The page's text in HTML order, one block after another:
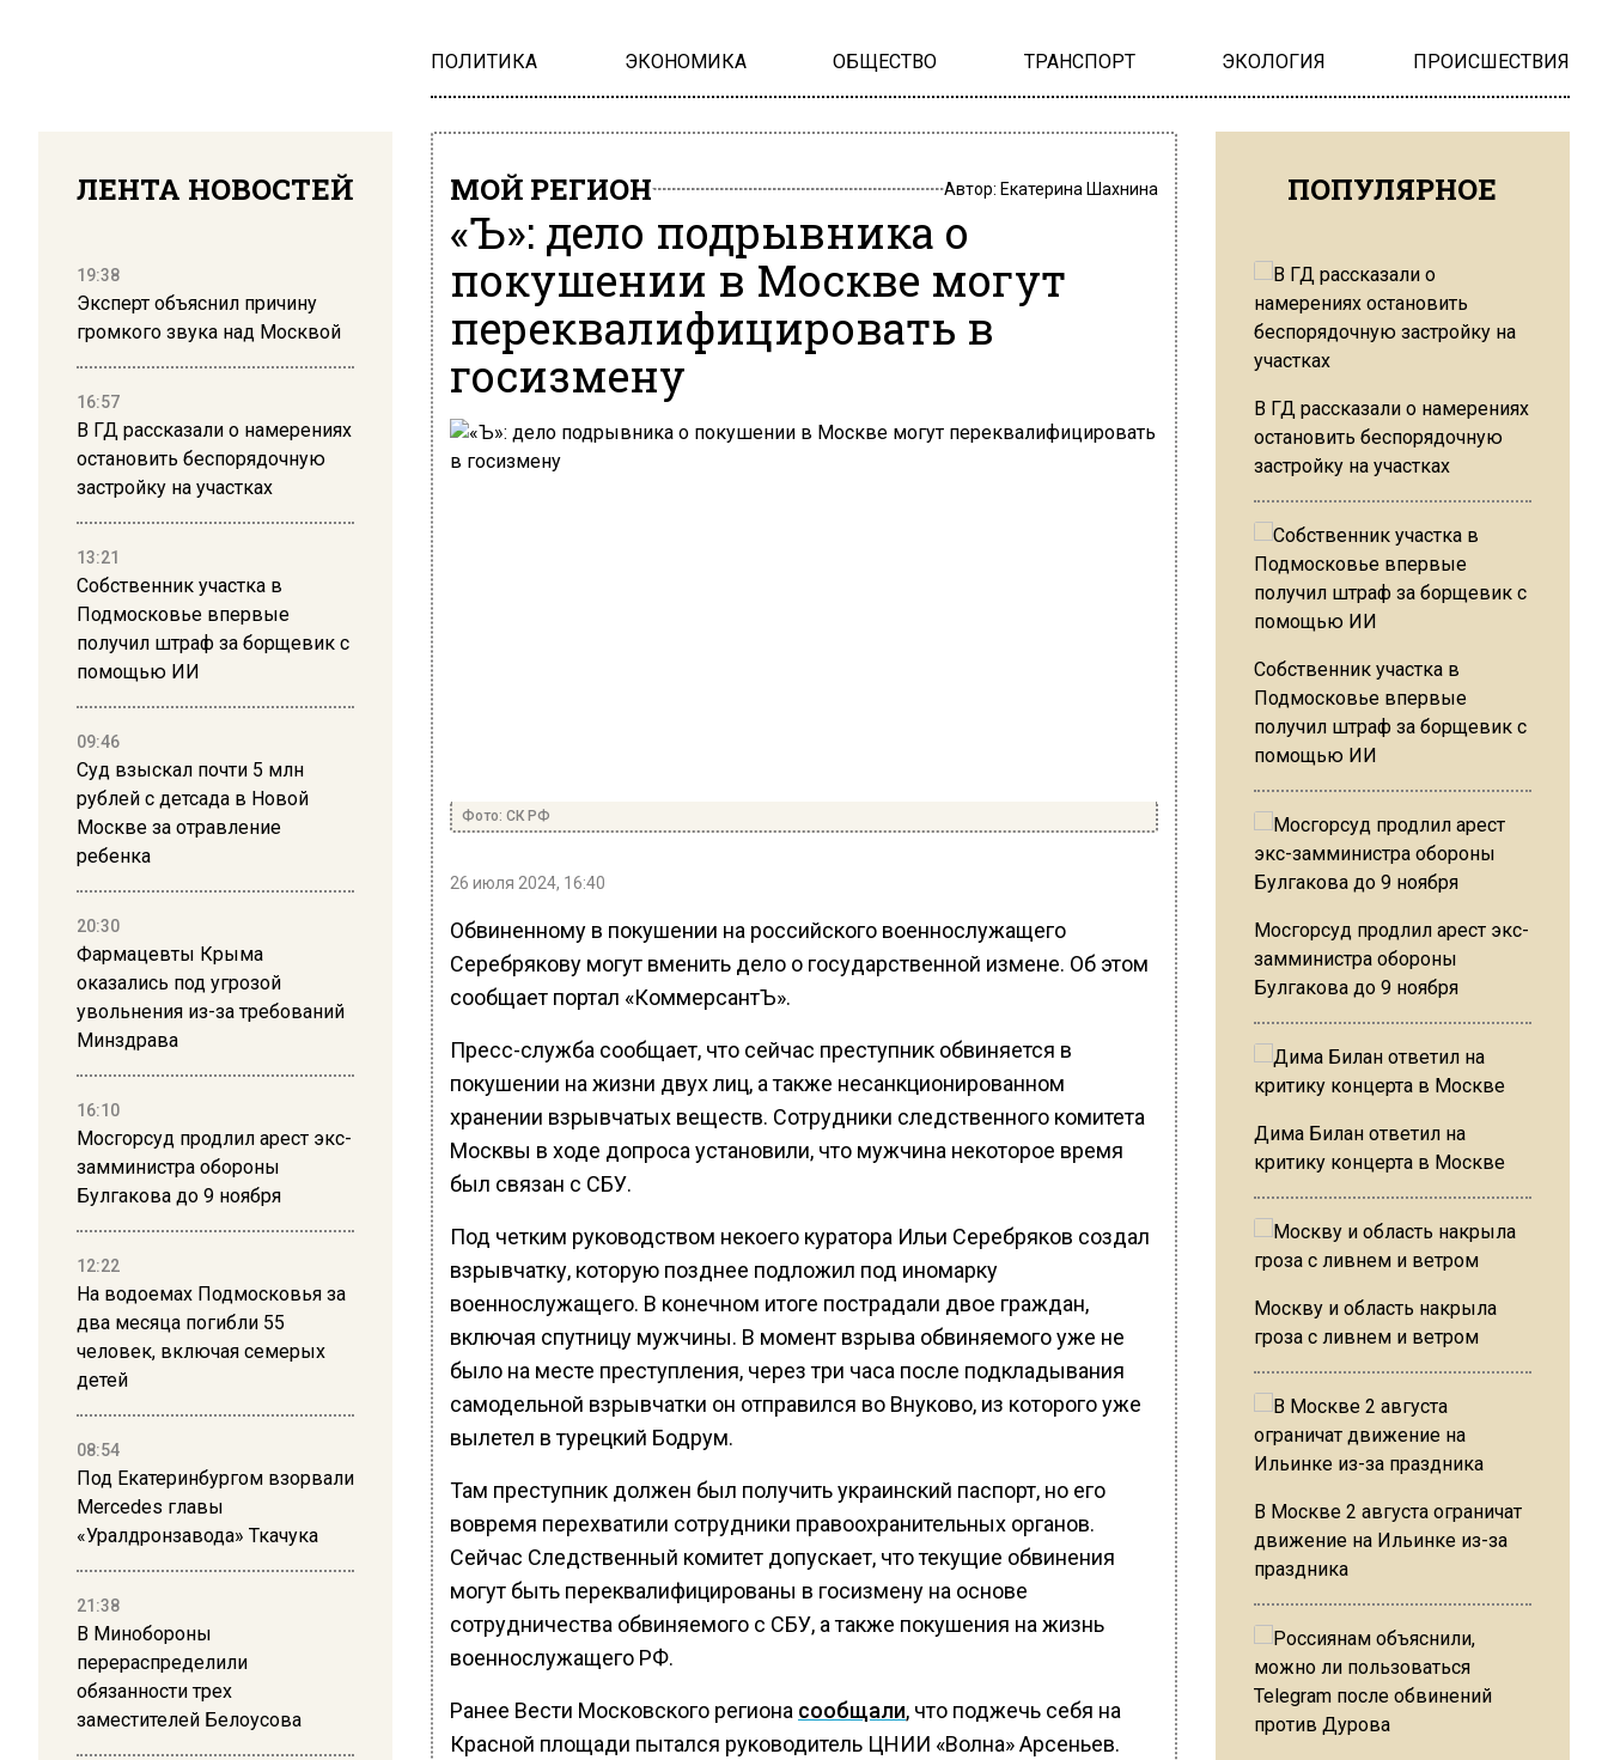
ПОЛИТИКА ЭКОНОМИКА ОБЩЕСТВО ТРАНСПОРТ ЭКОЛОГИЯ ПРОИСШЕСТВИЯ
ЛЕНТА НОВОСТЕЙ
19:38
Эксперт объяснил причину
громкого звука над Москвой
16:57
В ГД рассказали о намерениях
остановить беспорядочную
застройку на участках
13:21
Собственник участка в
Подмосковье впервые
получил штраф за борщевик с
помощью ИИ
09:46
Суд взыскал почти 5 млн
рублей с детсада в Новой
Москве за отравление
ребенка
20:30
Фармацевты Крыма
оказались под угрозой
увольнения из-за требований
Минздрава
16:10
Мосгорсуд продлил арест экс-
замминистра обороны
Булгакова до 9 ноября
12:22
На водоемах Подмосковья за
два месяца погибли 55
человек, включая семерых
детей
08:54
Под Екатеринбургом взорвали
Mercedes главы
«Уралдронзавода» Ткачука
21:38
В Минобороны
перераспределили
обязанности трех
заместителей Белоусова
МОЙ РЕГИОН Автор: Екатерина Шахнина
«Ъ»: дело подрывника о
покушении в Москве могут
переквалифицировать в
госизмену
Фото: СК РФ
26 июля 2024, 16:40
Обвиненному в покушении на российского военнослужащего
Серебрякову могут вменить дело о государственной измене. Об этом
сообщает портал «КоммерсантЪ».
Пресс-служба сообщает, что сейчас преступник обвиняется в
покушении на жизни двух лиц, а также несанкционированном
хранении взрывчатых веществ. Сотрудники следственного комитета
Москвы в ходе допроса установили, что мужчина некоторое время
был связан с СБУ.
Под четким руководством некоего куратора Ильи Серебряков создал
взрывчатку, которую позднее подложил под иномарку
военнослужащего. В конечном итоге пострадали двое граждан,
включая спутницу мужчины. В момент взрыва обвиняемого уже не
было на месте преступления, через три часа после подкладывания
самодельной взрывчатки он отправился во Внуково, из которого уже
вылетел в турецкий Бодрум.
Там преступник должен был получить украинский паспорт, но его
вовремя перехватили сотрудники правоохранительных органов.
Сейчас Следственный комитет допускает, что текущие обвинения
могут быть переквалифицированы в госизмену на основе
сотрудничества обвиняемого с СБУ, а также покушения на жизнь
военнослужащего РФ.
Ранее Вести Московского региона сообщали, что поджечь себя на
Красной площади пытался руководитель ЦНИИ «Волна» Арсеньев.
ПОПУЛЯРНОЕ
В ГД рассказали о намерениях
остановить беспорядочную
застройку на участках
Собственник участка в
Подмосковье впервые
получил штраф за борщевик с
помощью ИИ
Мосгорсуд продлил арест экс-
замминистра обороны
Булгакова до 9 ноября
Дима Билан ответил на
критику концерта в Москве
Москву и область накрыла
гроза с ливнем и ветром
В Москве 2 августа ограничат
движение на Ильинке из-за
праздника